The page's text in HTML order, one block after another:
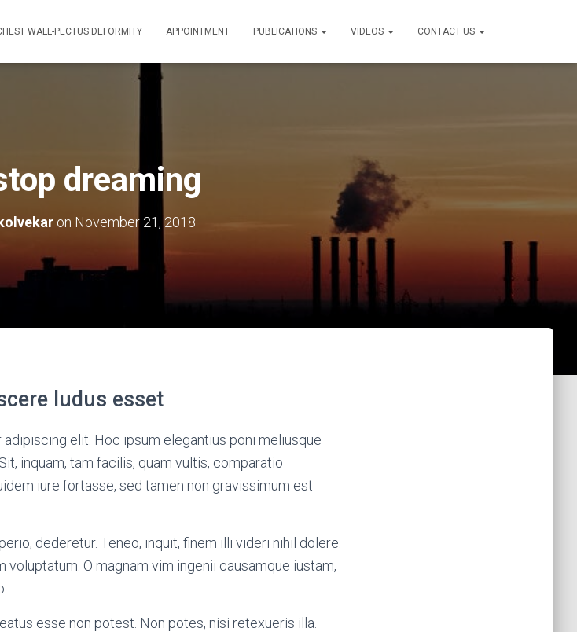
WALL-PECTUS DEFORMITY APPOINTMENT PUBLICATIONS VIDEOS CONTACT US
dreaming
on November 21, 2018
ludus esset
elit. Hoc ipsum elegantius poni meliusque
inquam, tam facilis, quam vultis, comparatio
iure fortasse, sed tamen non gravissimum est
dederetur. Teneo, inquit, finem illi videri nihil dolere.
O magnam vim ingenii causamque iustam,
esse non potest. Non potes, nisi retexueris illa.